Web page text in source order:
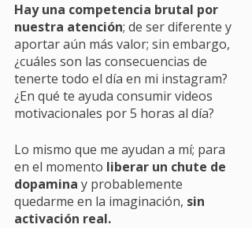
Hay una competencia brutal por
nuestra atención; de ser diferente y
aportar aún más valor; sin embargo,
¿cuáles son las consecuencias de
tenerte todo el día en mi instagram?
¿En qué te ayuda consumir videos
motivacionales por 5 horas al día?
Lo mismo que me ayudan a mí; para
en el momento liberar un chute de
dopamina y probablemente
quedarme en la imaginación, sin
activación real.